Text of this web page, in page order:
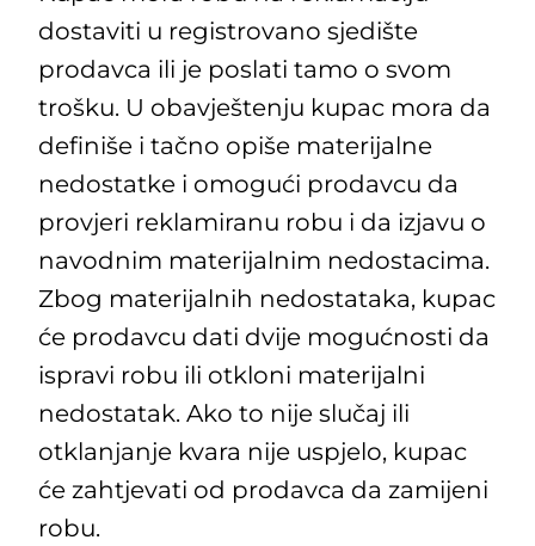
dostaviti u registrovano sjedište
prodavca ili je poslati tamo o svom
trošku. U obavještenju kupac mora da
definiše i tačno opiše materijalne
nedostatke i omogući prodavcu da
provjeri reklamiranu robu i da izjavu o
navodnim materijalnim nedostacima.
Zbog materijalnih nedostataka, kupac
će prodavcu dati dvije mogućnosti da
ispravi robu ili otkloni materijalni
nedostatak. Ako to nije slučaj ili
otklanjanje kvara nije uspjelo, kupac
će zahtjevati od prodavca da zamijeni
robu.